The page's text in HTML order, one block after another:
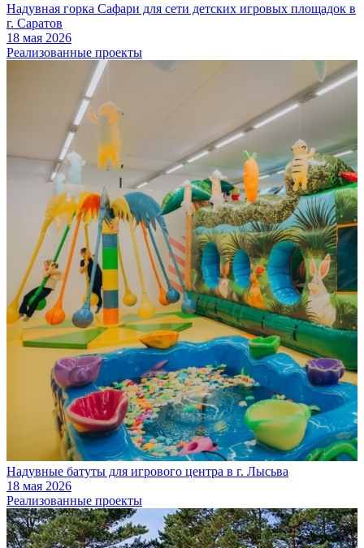
Надувная горка Сафари для сети детских игровых площадок в
г. Саратов
18 мая 2026
Реализованные проекты
Надувные батуты для игрового центра в г. Лысьва
18 мая 2026
Реализованные проекты